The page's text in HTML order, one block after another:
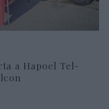
a Hapoel Tel-